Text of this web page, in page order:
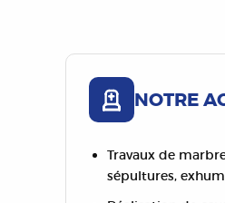
NOTRE
Travaux de
sépultures,